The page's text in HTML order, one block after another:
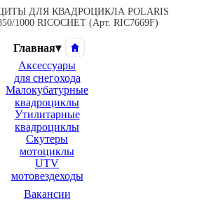
ДЛЯ КВАДРОЦИКЛА POLARIS
1000 RICOCHET (Арт. RIC7669F)
Главная▾
Аксессуары
для снегохода
Малокубатурные
квадроциклы
Утилитарные
квадроциклы
Скутеры
мотоциклы
UTV
мотовездеходы
Вакансии